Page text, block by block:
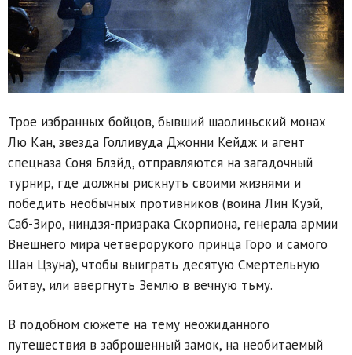
Трое избранных бойцов, бывший шаолиньский монах
Лю Кан, звезда Голливуда Джонни Кейдж и агент
спецназа Соня Блэйд, отправляются на загадочный
турнир, где должны рискнуть своими жизнями и
победить необычных противников (воина Лин Куэй,
Саб-Зиро, ниндзя-призрака Скорпиона, генерала армии
Внешнего мира четверорукого принца Горо и самого
Шан Цзуна), чтобы выиграть десятую Смертельную
битву, или ввергнуть Землю в вечную тьму.
В подобном сюжете на тему неожиданного
путешествия в заброшенный замок, на необитаемый